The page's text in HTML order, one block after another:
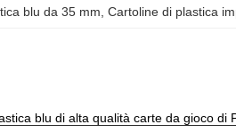
blu da 35 mm , Cartoline di plastica
blu di alta qualità carte da gioco di